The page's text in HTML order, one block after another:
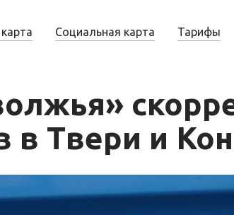
Социальная карта Тарифы
в Твери и